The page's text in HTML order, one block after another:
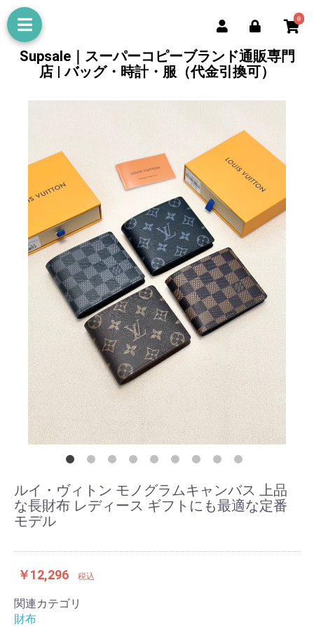
0
Supsale｜スーパーコピーブランド通販専門
店 | バッグ・時計・服（代金引換可）
ルイ・ヴィトン モノグラムキャンバス 上品
な長財布 レディース ギフトにも最適な定番
モデル
￥12,296 税込
関連カテゴリ
財布